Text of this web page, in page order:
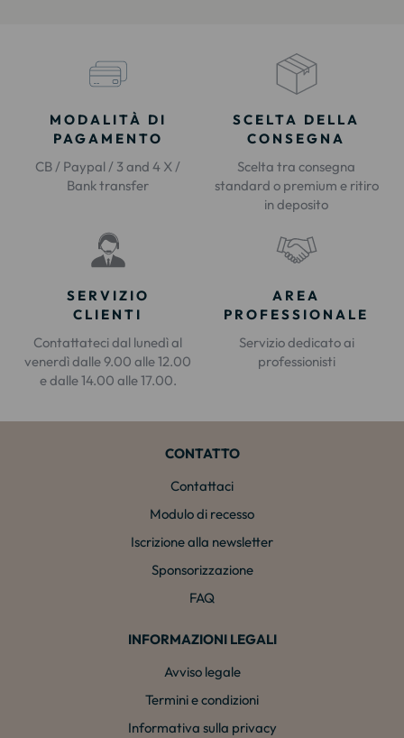
MODALITÀ DI
PAGAMENTO
CB / Paypal / 3 and 4 X /
Bank transfer
SCELTA DELLA
CONSEGNA
Scelta tra consegna
standard o premium e ritiro
in deposito
SERVIZIO
CLIENTI
Contattateci dal lunedì al
venerdì dalle 9.00 alle 12.00
e dalle 14.00 alle 17.00.
AREA
PROFESSIONALE
Servizio dedicato ai
professionisti
CONTATTO
Contattaci
Modulo di recesso
Iscrizione alla newsletter
Sponsorizzazione
FAQ
INFORMAZIONI LEGALI
Avviso legale
Termini e condizioni
Informativa sulla privacy